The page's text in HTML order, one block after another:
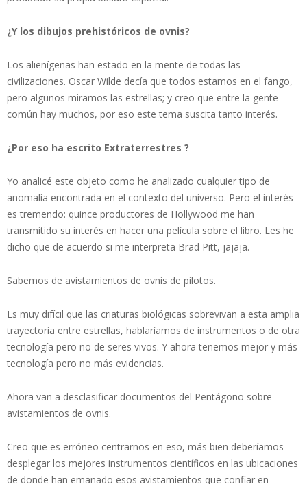
¿Y los dibujos prehistóricos de ovnis?
Los alienígenas han estado en la mente de todas las
civilizaciones. Oscar Wilde decía que todos estamos en el fango,
pero algunos miramos las estrellas; y creo que entre la gente
común hay muchos, por eso este tema suscita tanto interés.
¿Por eso ha escrito Extraterrestres ?
Yo analicé este objeto como he analizado cualquier tipo de
anomalía encontrada en el contexto del universo. Pero el interés
es tremendo: quince productores de Hollywood me han
transmitido su interés en hacer una película sobre el libro. Les he
dicho que de acuerdo si me interpreta Brad Pitt, jajaja.
Sabemos de avistamientos de ovnis de ­pilotos.
Es muy difícil que las criaturas biológicas sobrevivan a esta amplia
trayectoria entre estrellas, hablaríamos de instrumentos o de otra
tecnología pero no de seres vivos. Y ahora tenemos mejor y más
tecnología pero no más evidencias.
Ahora van a desclasificar documentos del Pentágono sobre
avistamientos de ovnis.
Creo que es erróneo centrarnos en eso, más bien deberíamos
desplegar los mejores instrumentos científicos en las ubicaciones
de donde han emanado esos avistamientos que confiar en